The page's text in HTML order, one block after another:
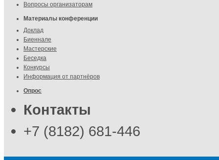
Вопросы организаторам
Материалы конференции
Доклад
Биеннале
Мастерские
Беседка
Конкурсы
Информация от партнёров
Опрос
Контакты
+7 (8182) 681-446